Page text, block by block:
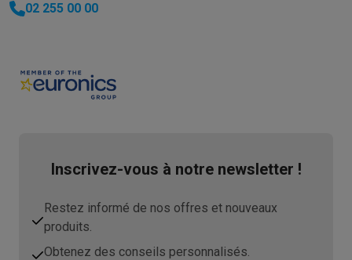
02 255 00 00
Inscrivez-vous à notre newsletter !
Restez informé de nos offres et nouveaux
produits.
Obtenez des conseils personnalisés.